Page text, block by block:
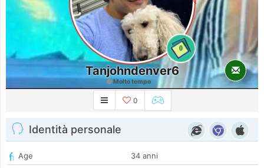
0
Tanjohndenver6
Molto tempo
0
Identità personale
Age
34 anni